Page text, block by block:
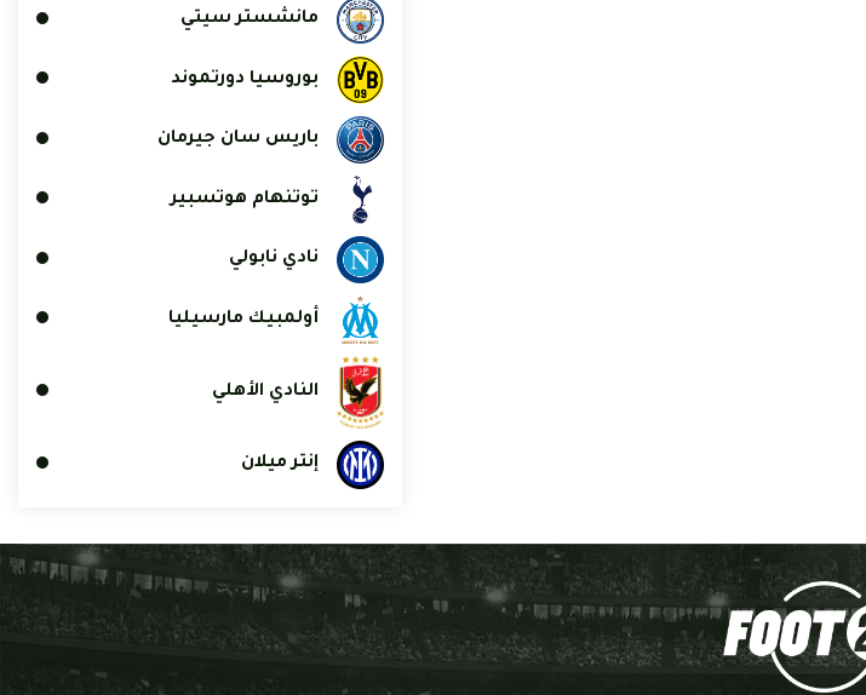
مانشستر سيتي
بوروسيا دورتموند
باريس سان جيرمان
توتنهام هوتسبير
نادي نابولي
أولمبيك مارسيليا
النادي الأهلي
إنتر ميلان